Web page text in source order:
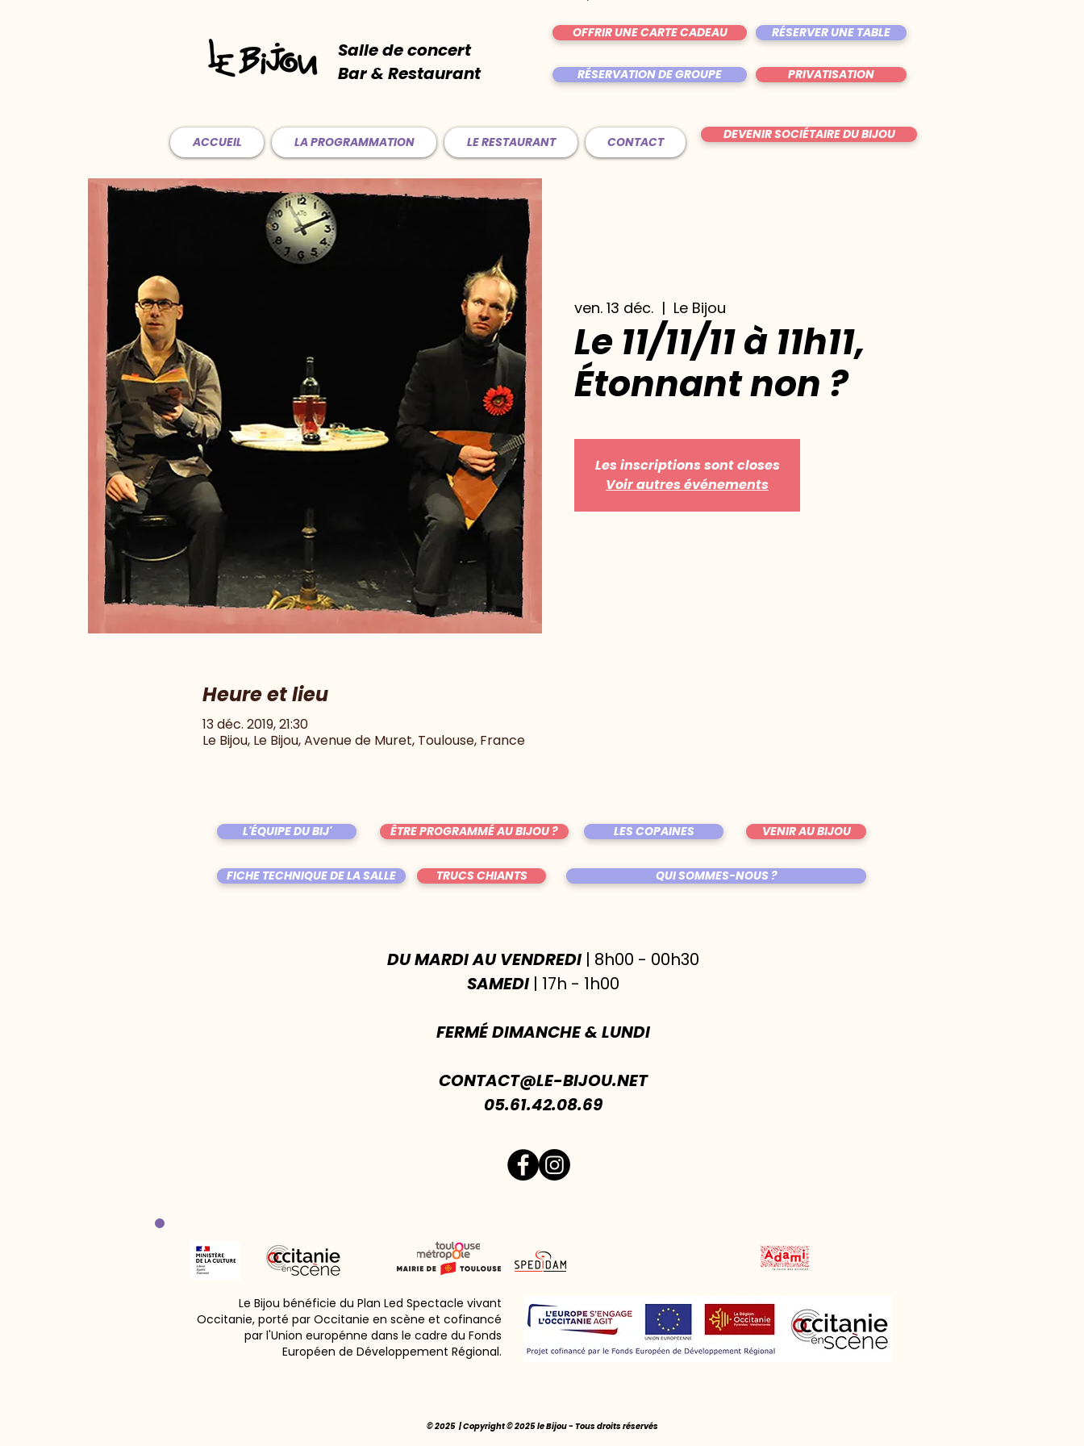
Salle de concert
Bar & Restaurant
OFFRIR UNE CARTE CADEAU RÉSERVER UNE TABLE
RÉSERVATION DE GROUPE PRIVATISATION
ACCUEIL LA PROGRAMMATION LE RESTAURANT CONTACT DEVENIR SOCIÉTAIRE DU BIJOU
ven. 13 déc.
  |
Le Bijou
Le 11/11/11 à 11h11,
Étonnant non ?
Les inscriptions sont closes
Voir autres événements
Heure et lieu
13 déc. 2019, 21:30
Le Bijou, Le Bijou, Avenue de Muret, Toulouse, France
L'ÉQUIPE DU BIJ' ÊTRE PROGRAMMÉ AU BIJOU ? LES COPAINES VENIR AU BIJOU
FICHE TECHNIQUE DE LA SALLE TRUCS CHIANTS QUI SOMMES-NOUS ?
DU MARDI AU VENDREDI| 8h00 - 00h30
SAMEDI| 17h - 1h00
FERMÉ DIMANCHE & LUNDI
CONTACT@LE-BIJOU.NET
05.61.42.08.69
Le Bijou bénéficie du Plan Led Spectacle vivant
Occitanie, porté par Occitanie en scène et cofinancé
par l'Union europénne dans le cadre du Fonds
Européen de Développement Régional.
© 2025 | Copyright © 2025 le Bijou - Tous droits réservés